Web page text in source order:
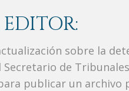
sobre la
de
publicar un